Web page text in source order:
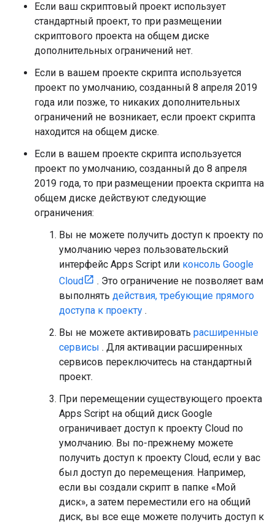
Если ваш скриптовый проект использует
стандартный проект, то при размещении
скриптового проекта на общем диске
дополнительных ограничений нет.
Если в вашем проекте скрипта используется
проект по умолчанию, созданный 8 апреля 2019
года или позже, то никаких дополнительных
ограничений не возникает, если проект скрипта
находится на общем диске.
Если в вашем проекте скрипта используется
проект по умолчанию, созданный до 8 апреля
2019 года, то при размещении проекта скрипта на
общем диске действуют следующие
ограничения:
Вы не можете получить доступ к проекту по
умолчанию через пользовательский
интерфейс Apps Script или консоль Google
Cloud
. Это ограничение не позволяет вам
выполнять действия, требующие прямого
доступа к проекту .
Вы не можете активировать расширенные
сервисы . Для активации расширенных
сервисов переключитесь на стандартный
проект.
При перемещении существующего проекта
Apps Script на общий диск Google
ограничивает доступ к проекту Cloud по
умолчанию. Вы по-прежнему можете
получить доступ к проекту Cloud, если у вас
был доступ до перемещения. Например,
если вы создали скрипт в папке «Мой
диск», а затем переместили его на общий
диск, вы все еще можете получить доступ к